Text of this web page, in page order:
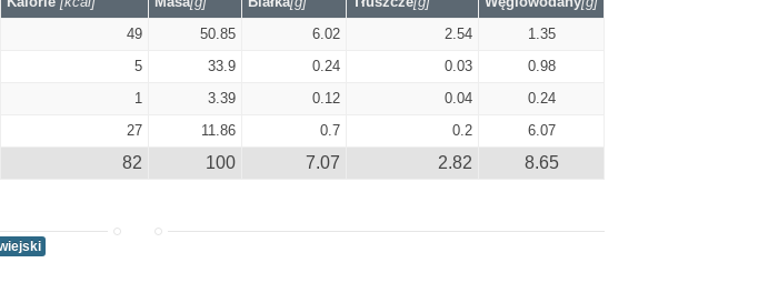
49 50.85 6.02 2.54
1.35
5 33.9 0.24 0.03
0.98
1 3.39 0.12 0.04
0.24
27 11.86 0.7 0.2 6.07
82 100 7.07 2.82 8.65